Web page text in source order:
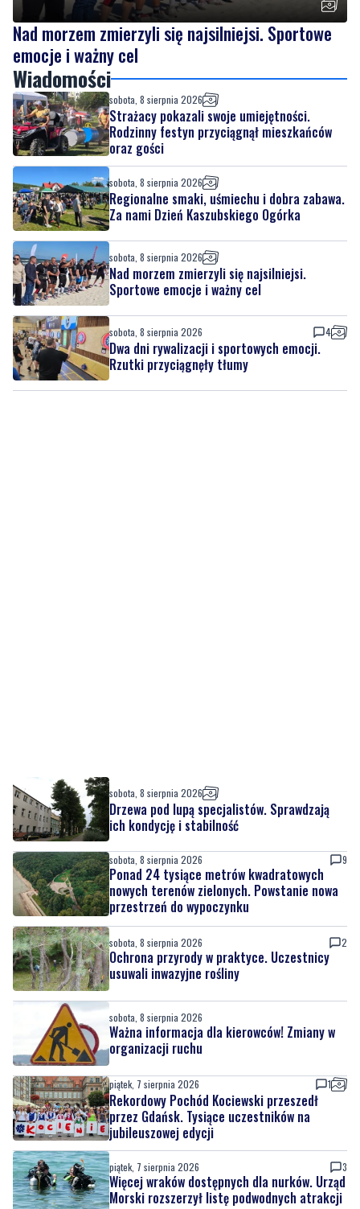
Nad morzem zmierzyli się najsilniejsi. Sportowe
emocje i ważny cel
Wiadomości
sobota, 8 sierpnia 2026
Strażacy pokazali swoje umiejętności.
Rodzinny festyn przyciągnął mieszkańców
oraz gości
sobota, 8 sierpnia 2026
Regionalne smaki, uśmiechu i dobra zabawa.
Za nami Dzień Kaszubskiego Ogórka
sobota, 8 sierpnia 2026
Nad morzem zmierzyli się najsilniejsi.
Sportowe emocje i ważny cel
sobota, 8 sierpnia 2026 4
Dwa dni rywalizacji i sportowych emocji.
Rzutki przyciągnęły tłumy
sobota, 8 sierpnia 2026
Drzewa pod lupą specjalistów. Sprawdzają
ich kondycję i stabilność
sobota, 8 sierpnia 2026 9
Ponad 24 tysiące metrów kwadratowych
nowych terenów zielonych. Powstanie nowa
przestrzeń do wypoczynku
sobota, 8 sierpnia 2026 2
Ochrona przyrody w praktyce. Uczestnicy
usuwali inwazyjne rośliny
sobota, 8 sierpnia 2026
Ważna informacja dla kierowców! Zmiany w
organizacji ruchu
piątek, 7 sierpnia 2026 1
Rekordowy Pochód Kociewski przeszedł
przez Gdańsk. Tysiące uczestników na
jubileuszowej edycji
piątek, 7 sierpnia 2026 3
Więcej wraków dostępnych dla nurków. Urząd
Morski rozszerzył listę podwodnych atrakcji